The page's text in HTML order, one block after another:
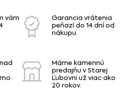
vám
Garancia vrátenia
peňazí do 14 dní od
nákupu.
Máme kamennú
predajňu v Starej
Ľubovni už viac ako
20 rokov.